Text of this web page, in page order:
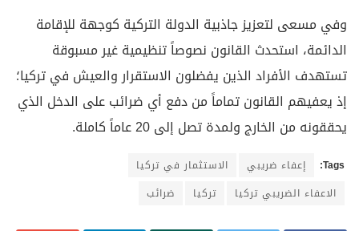
وفي مسعى لتعزيز جاذبية الدولة التركية كوجهة للإقامة
الدائمة، استحدث القانون نصوصاً تنظيمية غير مسبوقة
تستهدف الأفراد الذين يفضلون الاستقرار والعيش في تركيا؛
إذ يعفيهم القانون تماماً من دفع أي ضرائب على الدخل الذي
يحققونه من الخارج ولمدة تصل إلى 20 عاماً كاملة.
Tags: إعفاء ضريبي
الاستثمار في تركيا
الاعفاء الضريبي تركيا
تركيا ضرائب